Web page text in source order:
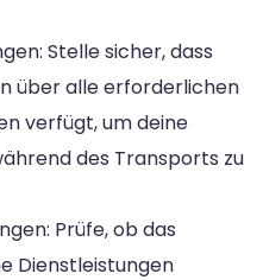
Stelle sicher, dass
über alle erforderlichen
verfügt, um deine
des Transports zu
Prüfe, ob das
Dienstleistungen